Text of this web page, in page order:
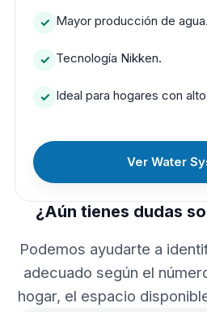
Mayor producción de agua.
Tecnología Nikken.
Ideal para hogares con
Ver Water
¿Aún tienes dudas
Podemos ayudarte a
adecuado según el
hogar, el espacio